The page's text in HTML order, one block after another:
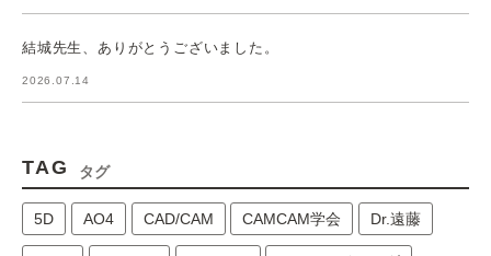
結城先生、ありがとうございました。
2026.07.14
TAG タグ
5D AO4 CAD/CAM CAMCAM学会 Dr.遠藤